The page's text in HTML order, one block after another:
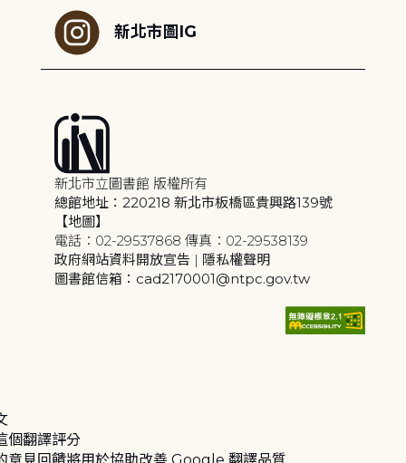
新北市圖IG
新北市立圖書館 版權所有
總館地址：220218 新北市板橋區貴興路139號
【地圖】
電話：02-29537868 傳真：02-29538139
政府網站資料開放宣告 | 隱私權聲明
圖書館信箱：cad2170001@ntpc.gov.tw
個翻譯評分